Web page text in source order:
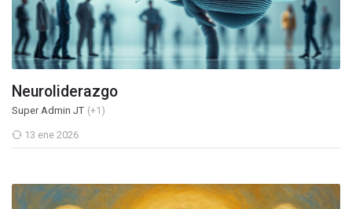
Neuroliderazgo
Super Admin JT (+1)
13 ene 2026